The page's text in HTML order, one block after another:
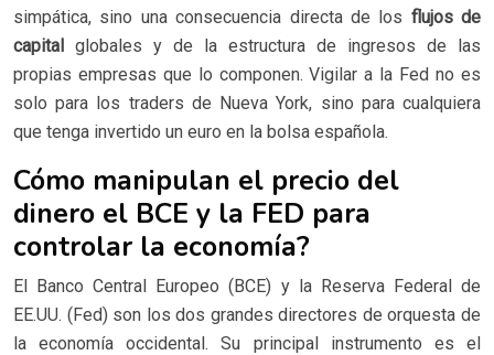
simpática, sino una consecuencia directa de los flujos de
capital globales y de la estructura de ingresos de las
propias empresas que lo componen. Vigilar a la Fed no es
solo para los traders de Nueva York, sino para cualquiera
que tenga invertido un euro en la bolsa española.
Cómo manipulan el precio del
dinero el BCE y la FED para
controlar la economía?
El Banco Central Europeo (BCE) y la Reserva Federal de
EE.UU. (Fed) son los dos grandes directores de orquesta de
la economía occidental. Su principal instrumento es el